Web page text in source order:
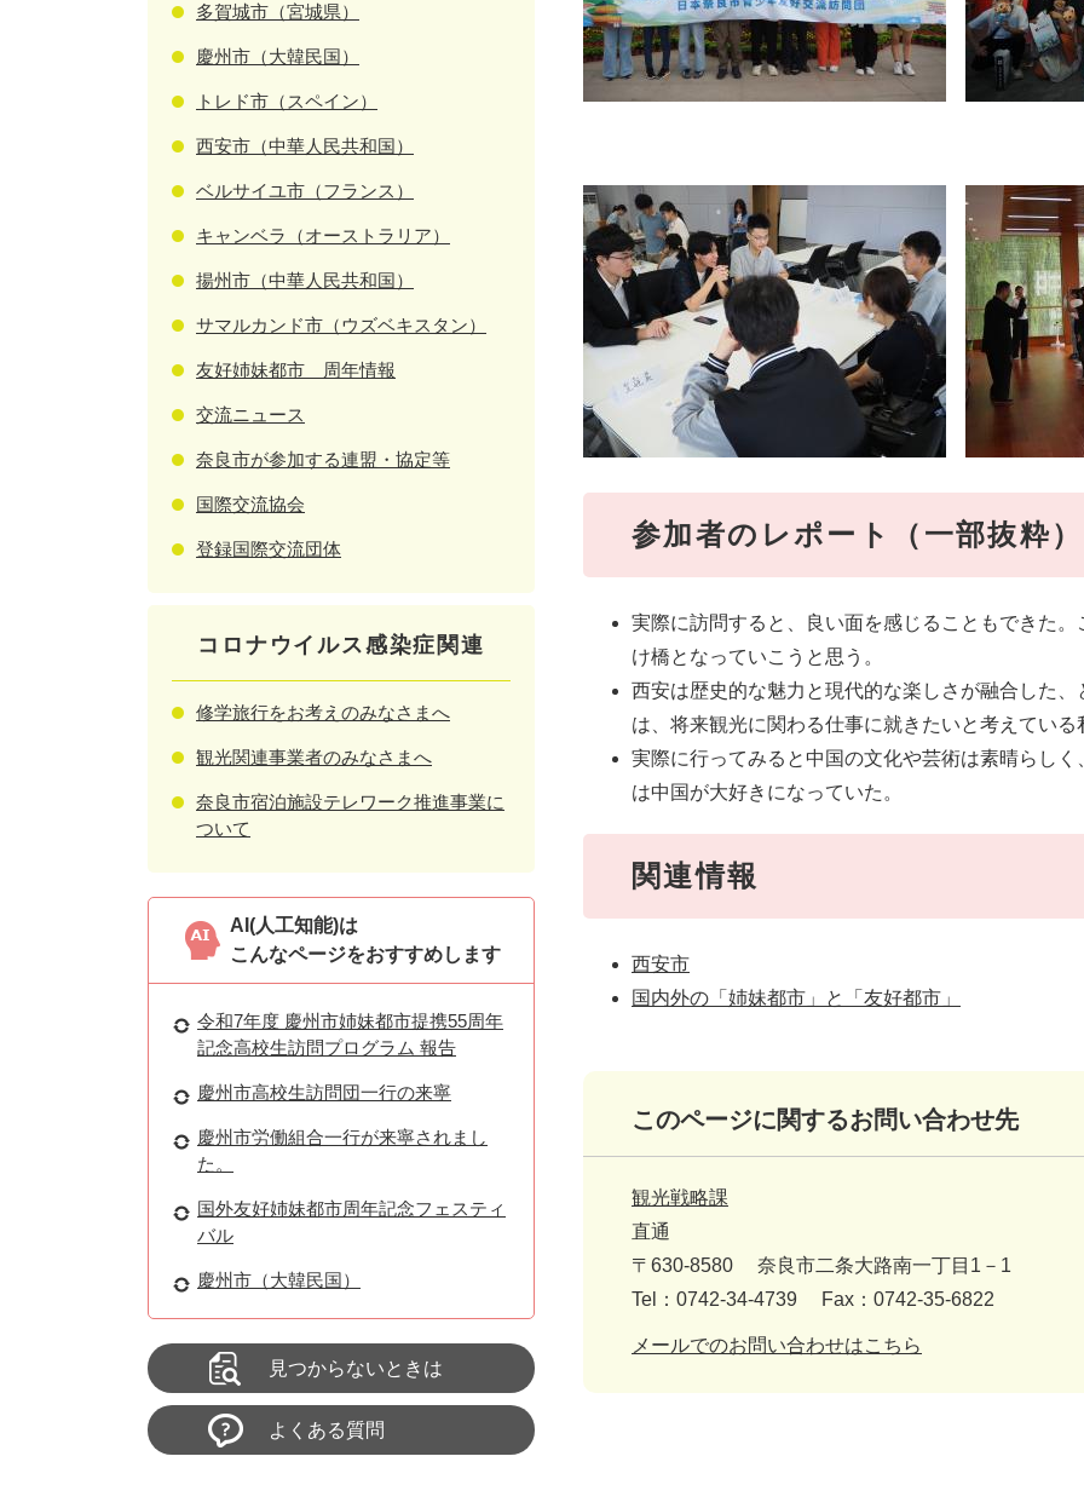
参加者のレポート（一部抜粋）
実際に訪問すると、良い面を感じることもできた
け橋となっていこうと思う。
西安は歴史的な魅力と現代的な楽しさが融合した
は、将来観光に関わる仕事に就きたいと考えてい
実際に行ってみると中国の文化や芸術は素晴らし
は中国が大好きになっていた。
関連情報
西安市
国内外の「姉妹都市」と「友好都市」
このページに関するお問い合わせ先
観光戦略課
直通
〒630-8580
奈良市二条大路南一丁目1－1
Tel：0742-34-4739
Fax：0742-35-6822
メールでのお問い合わせはこちら
多賀城市（宮城県）
慶州市（大韓民国）
トレド市（スペイン）
西安市（中華人民共和国）
ベルサイユ市（フランス）
キャンベラ（オーストラリア）
揚州市（中華人民共和国）
サマルカンド市（ウズベキスタン）
友好姉妹都市 周年情報
交流ニュース
奈良市が参加する連盟・協定等
国際交流協会
登録国際交流団体
コロナウイルス感染症関連
修学旅行をお考えのみなさまへ
観光関連事業者のみなさまへ
奈良市宿泊施設テレワーク推進事業に
ついて
AI(人工知能)は
こんなページをおすすめします
令和7年度 慶州市姉妹都市提携55周年
記念高校生訪問プログラム 報告
慶州市高校生訪問団一行の来寧
慶州市労働組合一行が来寧されまし
た。
国外友好姉妹都市周年記念フェスティ
バル
慶州市（大韓民国）
見つからないときは
よくある質問